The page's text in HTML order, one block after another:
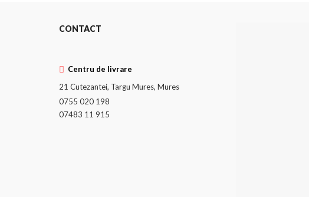
CONTACT
Centru de livrare
21 Cutezantei, Targu Mures, Mures
0755 020 198
07483 11 915